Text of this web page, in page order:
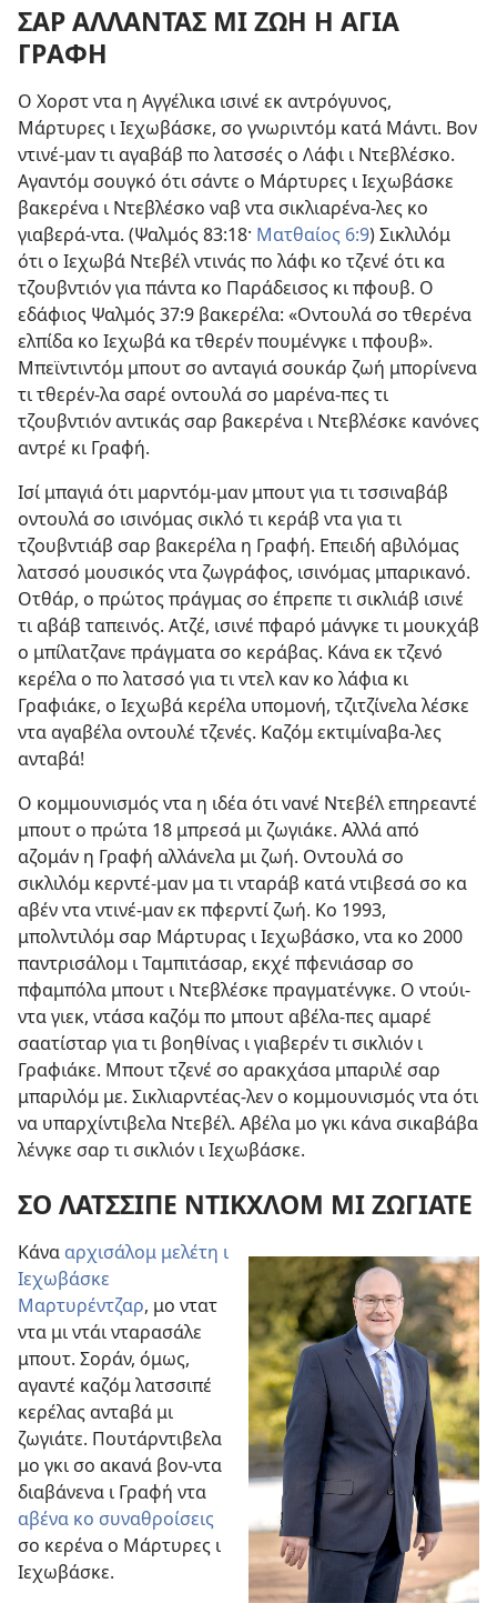
ΣΑΡ ΑΛΛΑΝΤΑΣ ΜΙ ΖΩΗ Η ΑΓΙΑ
ΓΡΑΦΗ
Ο Χορστ ντα η Αγγέλικα ισινέ εκ αντρόγυνος,
Μάρτυρες ι Ιεχωβάσκε, σο γνωριντόμ κατά Μάντι. Βον
ντινέ-μαν τι αγαβάβ πο λατσσές ο Λάφι ι Ντεβλέσκο.
Αγαντόμ σουγκό ότι σάντε ο Μάρτυρες ι Ιεχωβάσκε
βακερένα ι Ντεβλέσκο ναβ ντα σικλιαρένα-λες κο
γιαβερά-ντα. (Ψαλμός 83:18· Ματθαίος 6:9) Σικλιλόμ
ότι ο Ιεχωβά Ντεβέλ ντινάς πο λάφι κο τζενέ ότι κα
τζουβντιόν για πάντα κο Παράδεισος κι πφουβ. Ο
εδάφιος Ψαλμός 37:9 βακερέλα: «Οντουλά σο τθερένα
ελπίδα κο Ιεχωβά κα τθερέν πουμένγκε ι πφουβ».
Μπεϊντιντόμ μπουτ σο ανταγιά σουκάρ ζωή μπορίνενα
τι τθερέν-λα σαρέ οντουλά σο μαρένα-πες τι
τζουβντιόν αντικάς σαρ βακερένα ι Ντεβλέσκε κανόνες
αντρέ κι Γραφή.
Ισί μπαγιά ότι μαρντόμ-μαν μπουτ για τι τσσιναβάβ
οντουλά σο ισινόμας σικλό τι κεράβ ντα για τι
τζουβντιάβ σαρ βακερέλα η Γραφή. Επειδή αβιλόμας
λατσσό μουσικός ντα ζωγράφος, ισινόμας μπαρικανό.
Οτθάρ, ο πρώτος πράγμας σο έπρεπε τι σικλιάβ ισινέ
τι αβάβ ταπεινός. Ατζέ, ισινέ πφαρό μάνγκε τι μουκχάβ
ο μπίλατζανε πράγματα σο κεράβας. Κάνα εκ τζενό
κερέλα ο πο λατσσό για τι ντελ καν κο λάφια κι
Γραφιάκε, ο Ιεχωβά κερέλα υπομονή, τζιτζίνελα λέσκε
ντα αγαβέλα οντουλέ τζενές. Καζόμ εκτιμίναβα-λες
ανταβά!
Ο κομμουνισμός ντα η ιδέα ότι νανέ Ντεβέλ επηρεαντέ
μπουτ ο πρώτα 18 μπρεσά μι ζωγιάκε. Αλλά από
αζομάν η Γραφή αλλάνελα μι ζωή. Οντουλά σο
σικλιλόμ κερντέ-μαν μα τι νταράβ κατά ντιβεσά σο κα
αβέν ντα ντινέ-μαν εκ πφερντί ζωή. Κο 1993,
μπολντιλόμ σαρ Μάρτυρας ι Ιεχωβάσκο, ντα κο 2000
παντρισάλομ ι Ταμπιτάσαρ, εκχέ πφενιάσαρ σο
πφαμπόλα μπουτ ι Ντεβλέσκε πραγματένγκε. Ο ντούι-
ντα γιεκ, ντάσα καζόμ πο μπουτ αβέλα-πες αμαρέ
σαατίσταρ για τι βοηθίνας ι γιαβερέν τι σικλιόν ι
Γραφιάκε. Μπουτ τζενέ σο αρακχάσα μπαριλέ σαρ
μπαριλόμ με. Σικλιαρντέας-λεν ο κομμουνισμός ντα ότι
να υπαρχίντιβελα Ντεβέλ. Αβέλα μο γκι κάνα σικαβάβα
λένγκε σαρ τι σικλιόν ι Ιεχωβάσκε.
ΣΟ ΛΑΤΣΣΙΠΕ ΝΤΙΚΧΛΟΜ ΜΙ ΖΩΓΙΑΤΕ
Κάνα αρχισάλομ μελέτη ι
Ιεχωβάσκε
Μαρτυρέντζαρ, μο ντατ
ντα μι ντάι νταρασάλε
μπουτ. Σοράν, όμως,
αγαντέ καζόμ λατσσιπέ
κερέλας ανταβά μι
ζωγιάτε. Πουτάρντιβελα
μο γκι σο ακανά βον-ντα
διαβάνενα ι Γραφή ντα
αβένα κο συναθροίσεις
σο κερένα ο Μάρτυρες ι
Ιεχωβάσκε.